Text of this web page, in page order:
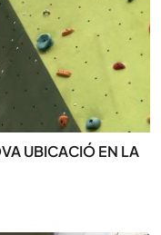
UBICACIÓ EN LA